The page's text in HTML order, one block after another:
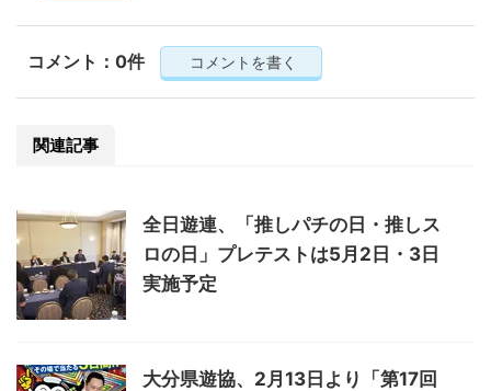
コメント：0件 コメントを書く
関連記事
全日遊連、「推しパチの日・推しス
ロの日」プレテストは5月2日・3日
実施予定
大分県遊協、2月13日より「第17回